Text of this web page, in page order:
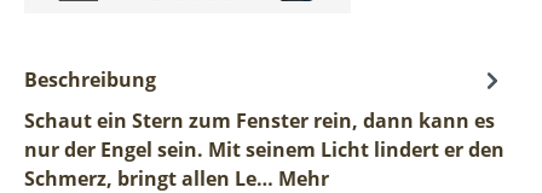
Beschreibung
Schaut ein Stern zum Fenster rein, dann kann es
nur der Engel sein. Mit seinem Licht lindert er den
Schmerz, bringt allen Le… Mehr